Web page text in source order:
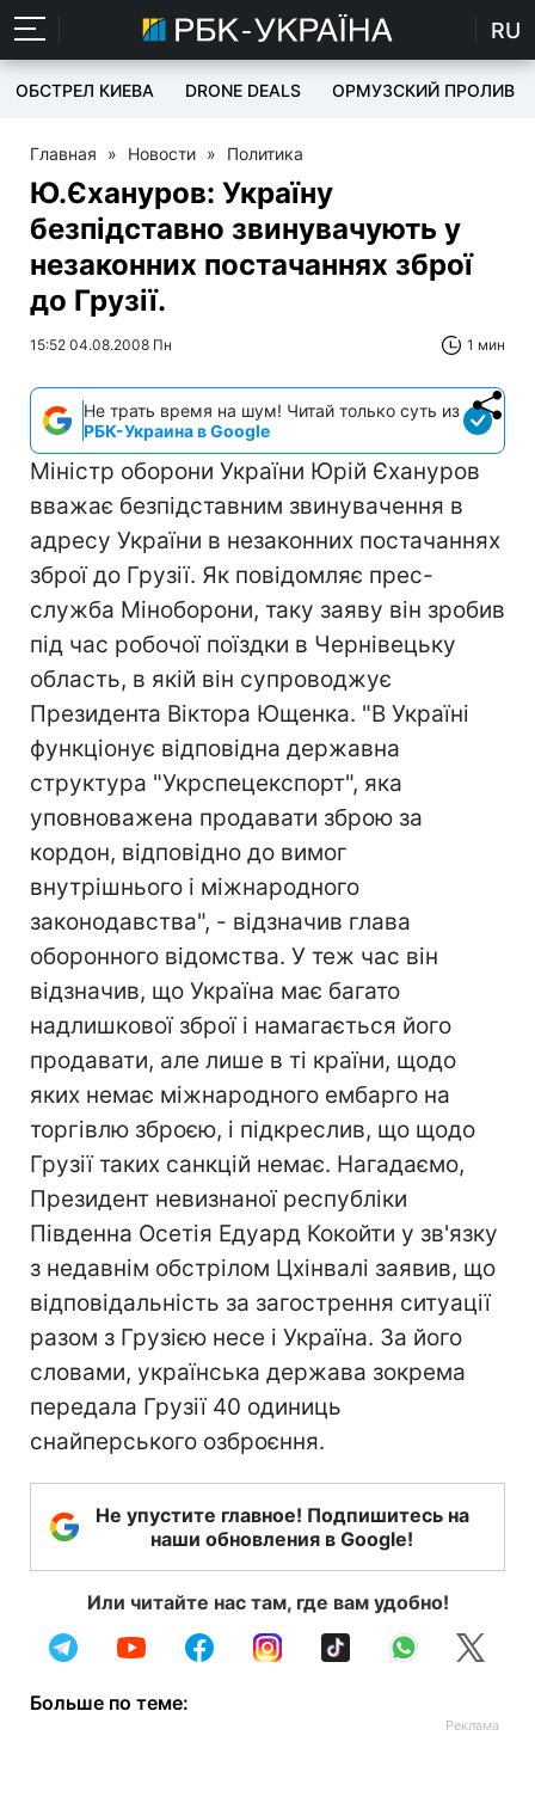
RU
ОБСТРЕЛ КИЕВА DRONE DEALS ОРМУЗСКИЙ ПРОЛИВ
Главная » Новости » Политика
Ю.Єхануров: Україну
безпідставно звинувачують у
незаконних постачаннях зброї
до Грузії.
15:52 04.08.2008 Пн 1 мин
Не трать время на шум! Читай только суть из
РБК-Украина в Google
Міністр оборони України Юрій Єхануров
вважає безпідставним звинувачення в
адресу України в незаконних постачаннях
зброї до Грузії. Як повідомляє прес-
служба Міноборони, таку заяву він зробив
під час робочої поїздки в Чернівецьку
область, в якій він супроводжує
Президента Віктора Ющенка. "В Україні
функціонує відповідна державна
структура "Укрспецекспорт", яка
уповноважена продавати зброю за
кордон, відповідно до вимог
внутрішнього і міжнародного
законодавства", - відзначив глава
оборонного відомства. У теж час він
відзначив, що Україна має багато
надлишкової зброї і намагається його
продавати, але лише в ті країни, щодо
яких немає міжнародного ембарго на
торгівлю зброєю, і підкреслив, що щодо
Грузії таких санкцій немає. Нагадаємо,
Президент невизнаної республіки
Південна Осетія Едуард Кокойти у зв'язку
з недавнім обстрілом Цхінвалі заявив, що
відповідальність за загострення ситуації
разом з Грузією несе і Україна. За його
словами, українська держава зокрема
передала Грузії 40 одиниць
снайперського озброєння.
Не упустите главное! Подпишитесь на
наши обновления в Google!
Или читайте нас там, где вам удобно!
Больше по теме: